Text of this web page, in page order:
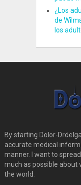
¿Los
de
los
By starting Dolor-
accurate medical
manner. I want to
much as possible about
the world.